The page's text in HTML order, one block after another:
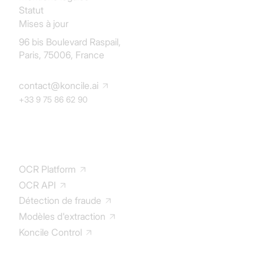
OCR Platform
OCR API
Détection de fraude
Modèles d'extraction
Koncile Control
Statut
Mises à jour
96 bis Boulevard Raspail,
Paris, 75006, France
contact@koncile.ai
+33 9 75 86 62 90